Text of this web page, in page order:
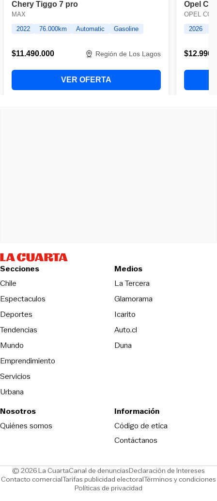
Secciones
Chile
Espectaculos
Deportes
Tendencias
Mundo
Emprendimiento
Servicios
Urbana
Medios
La TerceraOpens in new
Glamorama
Icarito
Auto.cl
DunaOpens in new window
Nosotros
Quiénes somos
Información
Código de eticaOpens in new
Contáctanos
© 2026 La CuartaCanal de denunciasOpens in new window
Declaración de Intereses
Contacto comercialOpens in new window
Tarifas publicidad electoralOpens in new window
Términos y condiciones
Políticas de privacidad